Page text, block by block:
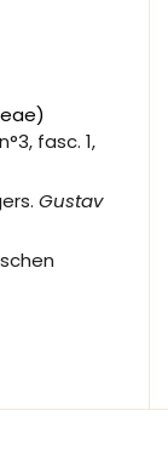
n°3, fasc. 1,
Gustav